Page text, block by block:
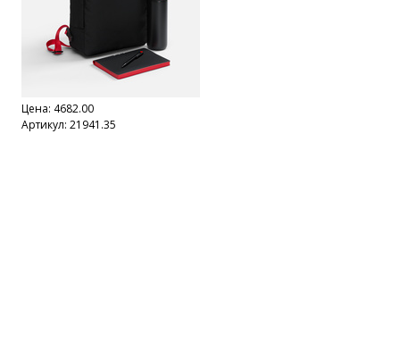
Цена: 4682.00
Артикул: 21941.35